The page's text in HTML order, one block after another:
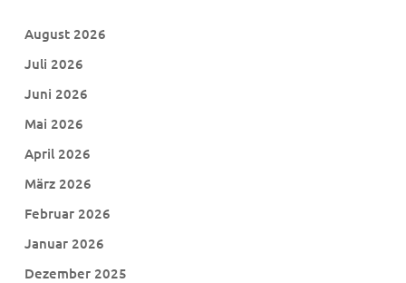
August 2026
Juli 2026
Juni 2026
Mai 2026
April 2026
März 2026
Februar 2026
Januar 2026
Dezember 2025